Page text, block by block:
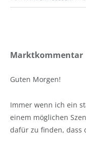
Marktkommentar
Guten Morgen!
Immer wenn ich ein
einem möglichen
dafür zu finden, dass